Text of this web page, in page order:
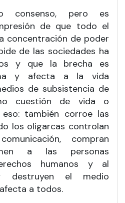
consenso, pero es
de que todo el
concentración de poder
de las sociedades ha
y que la brecha es
y afecta a la vida
de subsistencia de
cuestión de vida o
también corroe las
los oligarcas controlan
compran
a las personas
humanos y al
destruyen el medio
a todos.